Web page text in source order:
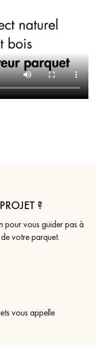
?
pour vous guider pas à
votre parquet.
vous appelle